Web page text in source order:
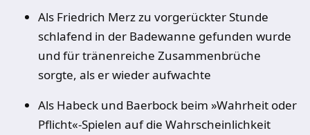
Als Friedrich Merz zu vorgerückter Stunde
schlafend in der Badewanne gefunden wurde
und für tränenreiche Zusammenbrüche
sorgte, als er wieder aufwachte
Als Habeck und Baerbock beim »Wahrheit oder
Pflicht«-Spielen auf die Wahrscheinlichkeit